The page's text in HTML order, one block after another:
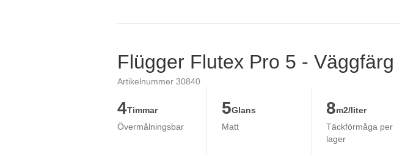
Flügger Flutex Pro 5 - Väggfärg
Artikelnummer 30840
4Timmar
Övermålningsbar
5Glans
Matt
8m2/liter
Täckförmåga per
lager